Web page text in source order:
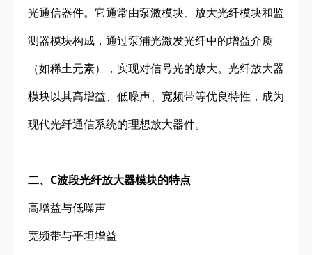
光通信器件。它通常由泵激模块、放大光纤模块和监
测器模块构成，通过泵浦光激发光纤中的增益介质
（如稀土元素），实现对信号光的放大。光纤放大器
模块以其高增益、低噪声、宽频带等优良特性，成为
现代光纤通信系统的理想放大器件。
二、C波段光纤放大器模块的特点
高增益与低噪声
宽频带与平坦增益